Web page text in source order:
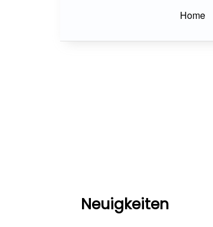
Home
Neuigkeiten